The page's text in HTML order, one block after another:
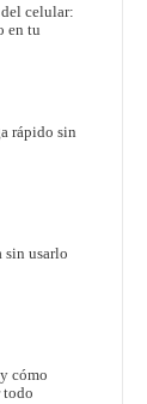
celular:
en tu
rápido sin
sin usarlo
cómo
todo